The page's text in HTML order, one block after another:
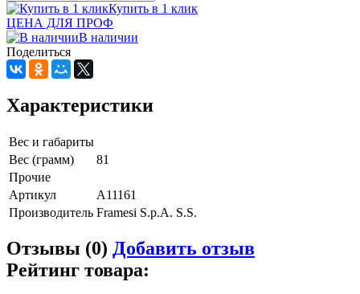
Купить в 1 клик
ЦЕНА ДЛЯ ПРОФ
В наличии
Поделиться
Характеристики
Вес и габариты
Вес (грамм)
81
Прочие
Артикул
A11161
Производитель Framesi S.p.A. S.S.
Отзывы (0) Добавить отзыв
Рейтинг товара: